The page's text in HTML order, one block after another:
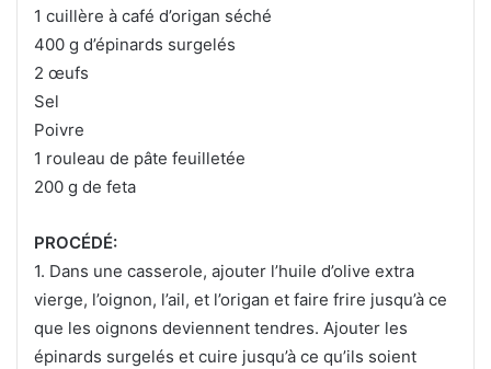
1 cuillère à café d’origan séché
400 g d’épinards surgelés
2 œufs
Sel
Poivre
1 rouleau de pâte feuilletée
200 g de feta
PROCÉDÉ:
1. Dans une casserole, ajouter l’huile d’olive extra
vierge, l’oignon, l’ail, et l’origan et faire frire jusqu’à ce
que les oignons deviennent tendres. Ajouter les
épinards surgelés et cuire jusqu’à ce qu’ils soient